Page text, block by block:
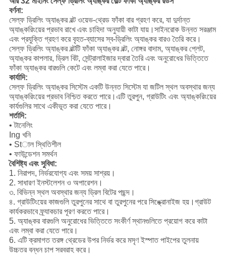
বর্ণনা:
সেল্ফ ড্রিলিং অ্যাঙ্কর বল্ট ওয়েভ-থ্রেড ফাঁকা বার গ্রহণ করে, যা দুর্দান্ত
অ্যাঙ্করিংয়ের প্রভাব রাখে এবং চাহিদা অনুযায়ী কাটা যায়।সাইনরোক উন্নত সরঞ্জাম
এবং প্রযুক্তি গ্রহণ করে বৃহত-ব্যাসের স্ব-ড্রিলিং অ্যাঙ্কর বারও তৈরি করে।
সেল্ফ ড্রিলিং অ্যাঙ্কর বল্টটি ফাঁকা অ্যাঙ্কর বল্ট, নোঙ্গর বাদাম, অ্যাঙ্কর প্লেট,
অ্যাঙ্কর কাপলার, ড্রিল বিট, সেন্ট্রালাইজার দ্বারা তৈরি এবং অনুরোধের ভিত্তিতে
ফাঁকা অ্যাঙ্কর বারগুলি কেটে এবং লম্বা করা যেতে পারে।
কার্যাদি:
সেল্ফ ড্রিলিং অ্যাঙ্কর সিস্টেম একটি উন্নত সিস্টেম যা জটিল স্থল অবস্থার জন্য
অ্যাঙ্করিংয়ের প্রভাব নিশ্চিত করতে পারে।এটি তুরপুন, গ্রাউটিং এবং অ্যাঙ্করিংয়ের
কার্যগুলির সাথে একীভূত করা যেতে পারে।
শর্তাদি:
• টানেলিং
Ing খনি
• Stাল স্থিতিশীল
• ফাউন্ডেশন সমর্থন
বৈশিষ্ট্য এবং সুবিধা:
1. নিরাপদ, নির্ভরযোগ্য এবং সময় সাশ্রয়।
2. সাধারণ ইনস্টলেশন ও অপারেশন।
৩. বিভিন্ন স্থল অবস্থার জন্য ড্রিল বিটের পছন্দ।
৪. গ্রাউটিংয়ের কাজগুলি তুরপুনের সাথে বা তুরপুনের পরে সিঙ্ক্রোনাইজ হয়।গ্রাউট
কার্যকরভাবে ফ্র্যাকচার পূরণ করতে পারে।
5. অ্যাঙ্কর বারগুলি অনুরোধের ভিত্তিতে সংকীর্ণ স্থানগুলিতে প্রয়োগ করে কাটা
এবং লম্বা করা যেতে পারে।
6. এটি ক্রমাগত তরঙ্গ থ্রেডের উপর নির্ভর করে মসৃণ ইস্পাত পাইপের তুলনায়
উচ্চতর বন্ধন চাপ সরবরাহ করে।